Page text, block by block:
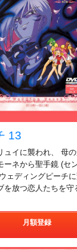
13
ュイに襲われ、 母
ーネから聖手鏡 (セ
ェディングピーチ
を放つ恋人たちを
月額登録